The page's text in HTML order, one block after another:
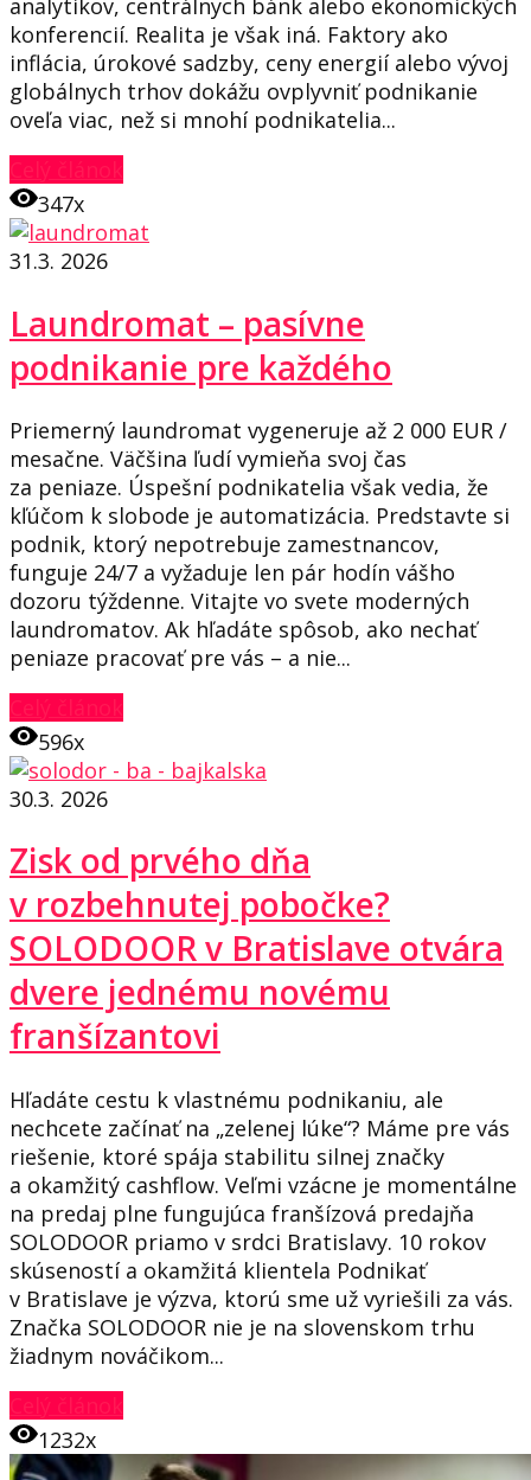
analytikov, centrálnych bánk alebo ekonomických
konferencií. Realita je však iná. Faktory ako
inflácia, úrokové sadzby, ceny energií alebo vývoj
globálnych trhov dokážu ovplyvniť podnikanie
oveľa viac, než si mnohí podnikatelia...
Celý článok
347x
31.3. 2026
Laundromat – pasívne
podnikanie pre každého
Priemerný laundromat vygeneruje až 2 000 EUR /
mesačne. Väčšina ľudí vymieňa svoj čas
za peniaze. Úspešní podnikatelia však vedia, že
kľúčom k slobode je automatizácia. Predstavte si
podnik, ktorý nepotrebuje zamestnancov,
funguje 24/7 a vyžaduje len pár hodín vášho
dozoru týždenne. Vitajte vo svete moderných
laundromatov. Ak hľadáte spôsob, ako nechať
peniaze pracovať pre vás – a nie...
Celý článok
596x
30.3. 2026
Zisk od prvého dňa
v rozbehnutej pobočke?
SOLODOOR v Bratislave otvára
dvere jednému novému
franšízantovi
Hľadáte cestu k vlastnému podnikaniu, ale
nechcete začínať na „zelenej lúke“? Máme pre vás
riešenie, ktoré spája stabilitu silnej značky
a okamžitý cashflow. Veľmi vzácne je momentálne
na predaj plne fungujúca franšízová predajňa
SOLODOOR priamo v srdci Bratislavy. 10 rokov
skúseností a okamžitá klientela Podnikať
v Bratislave je výzva, ktorú sme už vyriešili za vás.
Značka SOLODOOR nie je na slovenskom trhu
žiadnym nováčikom...
Celý článok
1232x